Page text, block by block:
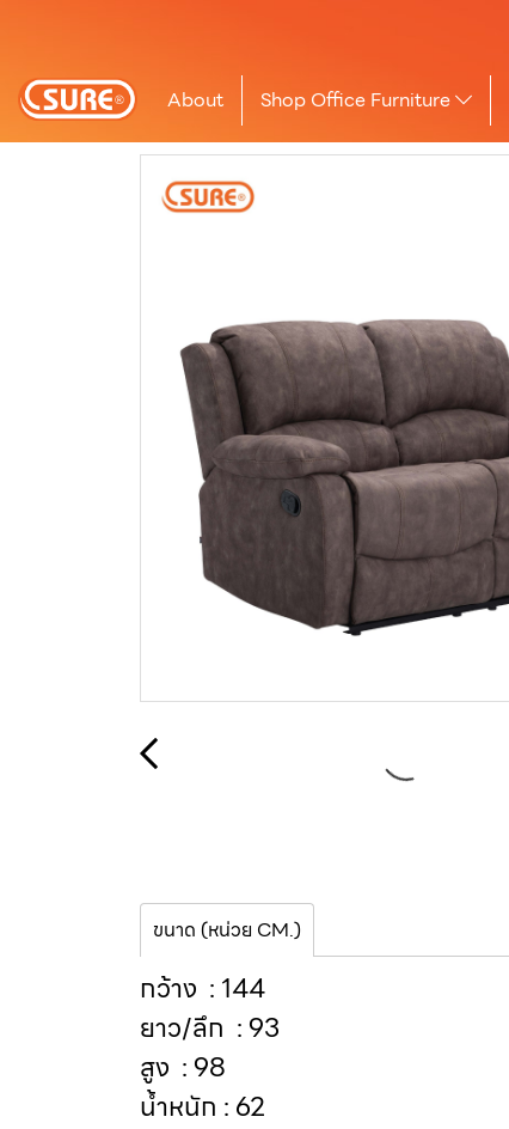
About Shop Office Furniture
ขนาด (หน่วย CM.)
กว้าง : 144
ยาว/ลึก : 93
สูง : 98
น้ำหนัก : 62